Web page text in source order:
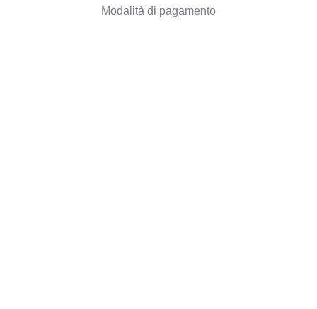
Modalità di pagamento